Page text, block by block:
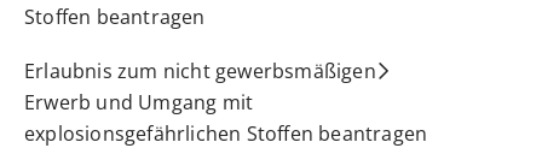
Stoffen beantragen
Erlaubnis zum nicht gewerbsmäßigen
Erwerb und Umgang mit
explosionsgefährlichen Stoffen beantragen